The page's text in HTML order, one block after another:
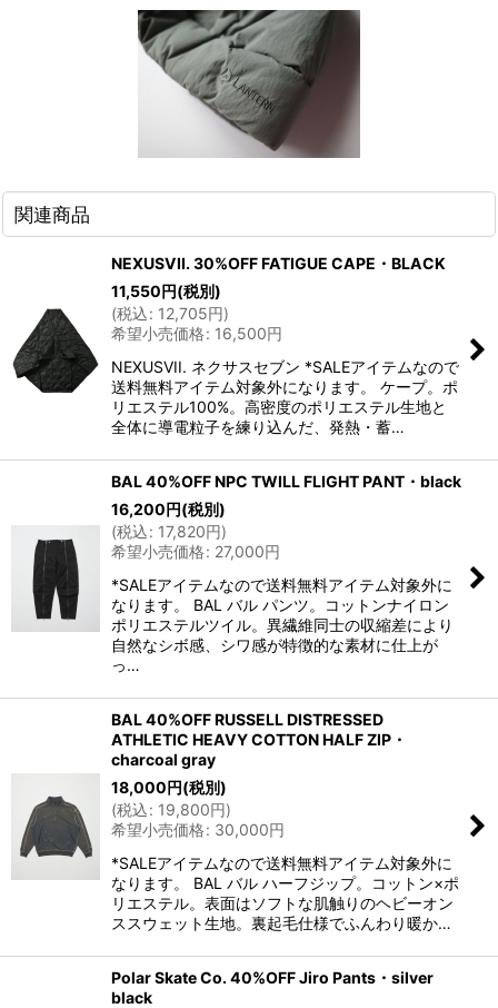
関連商品
NEXUSVII. 30%OFF FATIGUE CAPE・BLACK
11,550円(税別)
(税込: 12,705円)
希望小売価格: 16,500円
NEXUSVII. ネクサスセブン *SALEアイテムなので
送料無料アイテム対象外になります。 ケープ。ポ
リエステル100%。高密度のポリエステル生地と
全体に導電粒子を練り込んだ、発熱・蓄…
BAL 40%OFF NPC TWILL FLIGHT PANT・black
16,200円(税別)
(税込: 17,820円)
希望小売価格: 27,000円
*SALEアイテムなので送料無料アイテム対象外に
なります。 BAL バル パンツ。コットンナイロン
ポリエステルツイル。異繊維同士の収縮差により
自然なシボ感、シワ感が特徴的な素材に仕上が
っ…
BAL 40%OFF RUSSELL DISTRESSED
ATHLETIC HEAVY COTTON HALF ZIP・
charcoal gray
18,000円(税別)
(税込: 19,800円)
希望小売価格: 30,000円
*SALEアイテムなので送料無料アイテム対象外に
なります。 BAL バル ハーフジップ。コットン×ポ
リエステル。表面はソフトな肌触りのヘビーオン
ススウェット生地。裏起毛仕様でふんわり暖か…
Polar Skate Co. 40%OFF Jiro Pants・silver
black